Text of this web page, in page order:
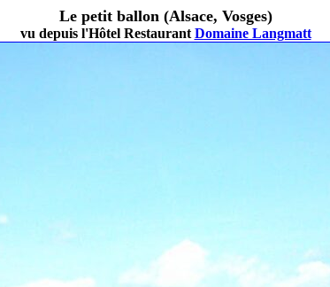
Le petit ballon (Alsace, Vosges)
vu depuis l'Hôtel Restaurant Domaine Langmatt